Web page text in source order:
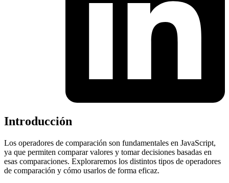
Introducción
Los operadores de comparación son fundamentales en JavaScript,
ya que permiten comparar valores y tomar decisiones basadas en
esas comparaciones. Exploraremos los distintos tipos de operadores
de comparación y cómo usarlos de forma eficaz.